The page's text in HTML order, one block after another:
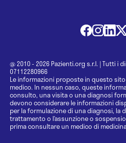
@ 2010 - 2026 Pazienti.org s.r.l. | Tutti i
07112280966
Le informazioni proposte in questo
medico. In nessun caso, queste
consulto, una visita o una diagnosi
devono considerare le informazioni
per la formulazione di una diagnosi, la
trattamento o l’assunzione o
prima consultare un medico di